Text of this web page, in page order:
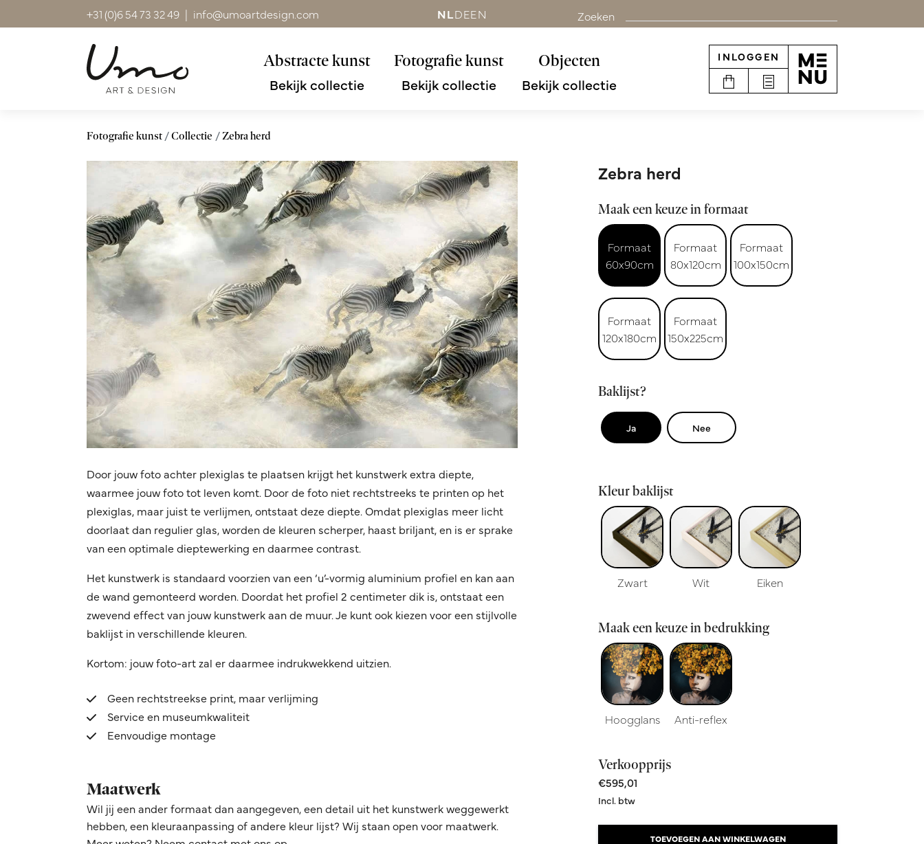
+31 (0)6 54 73 32 49 | info@umoartdesign.com NLDEEN Zoeken
Abstracte kunst
Bekijk collectie
Fotografie kunst
Bekijk collectie
Objecten
Bekijk collectie
INLOGGEN
Fotografie kunst Collectie Zebra herd
Door jouw foto achter plexiglas te plaatsen krijgt het kunstwerk extra diepte,
waarmee jouw foto tot leven komt. Door de foto niet rechtstreeks te printen op het
plexiglas, maar juist te verlijmen, ontstaat deze diepte. Omdat plexiglas meer licht
doorlaat dan regulier glas, worden de kleuren scherper, haast briljant, en is er sprake
van een optimale dieptewerking en daarmee contrast.
Het kunstwerk is standaard voorzien van een ‘u’-vormig aluminium profiel en kan aan
de wand gemonteerd worden. Doordat het profiel 2 centimeter dik is, ontstaat een
zwevend effect van jouw kunstwerk aan de muur. Je kunt ook kiezen voor een stijlvolle
baklijst in verschillende kleuren.
Kortom: jouw foto-art zal er daarmee indrukwekkend uitzien.
Geen rechtstreekse print, maar verlijming
Service en museumkwaliteit
Eenvoudige montage
Maatwerk
Wil jij een ander formaat dan aangegeven, een detail uit het kunstwerk weggewerkt
hebben, een kleuraanpassing of andere kleur lijst? Wij staan open voor maatwerk.
Zebra herd
Maak een keuze in formaat
Formaat
60x90cm
Formaat
80x120cm
Formaat
100x150cm
Formaat
120x180cm
Formaat
150x225cm
Baklijst?
Ja Nee
Kleur baklijst
Zwart Wit Eiken
Maak een keuze in bedrukking
Hoogglans Anti-reflex
Verkoopprijs
€595,01
Incl. btw
TOEVOEGEN AAN WINKELWAGEN